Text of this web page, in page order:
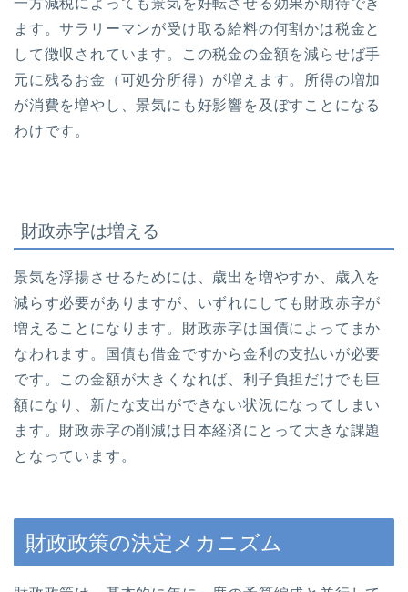
一方減税によっても景気を好転させる効果が期待でき
ます。サラリーマンが受け取る給料の何割かは税金と
して徴収されています。この税金の金額を減らせば手
元に残るお金（可処分所得）が増えます。所得の増加
が消費を増やし、景気にも好影響を及ぼすことになる
わけです。
財政赤字は増える
景気を浮揚させるためには、歳出を増やすか、歳入を
減らす必要がありますが、いずれにしても財政赤字が
増えることになります。財政赤字は国債によってまか
なわれます。国債も借金ですから金利の支払いが必要
です。この金額が大きくなれば、利子負担だけでも巨
額になり、新たな支出ができない状況になってしまい
ます。財政赤字の削減は日本経済にとって大きな課題
となっています。
財政政策の決定メカニズム